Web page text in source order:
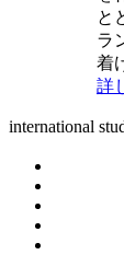
と
ラ
着
詳
international